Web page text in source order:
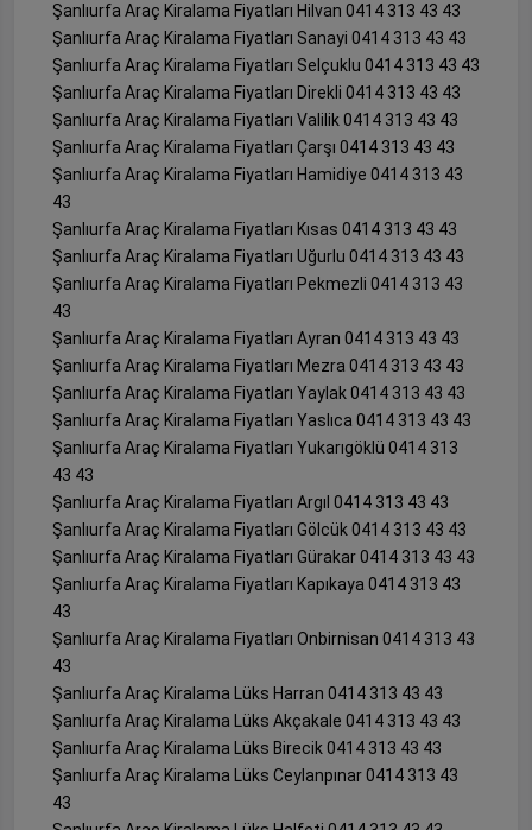
Şanlıurfa Araç Kiralama Fiyatları Hilvan 0414 313 43 43
Şanlıurfa Araç Kiralama Fiyatları Sanayi 0414 313 43 43
Şanlıurfa Araç Kiralama Fiyatları Selçuklu 0414 313 43 43
Şanlıurfa Araç Kiralama Fiyatları Direkli 0414 313 43 43
Şanlıurfa Araç Kiralama Fiyatları Valilik 0414 313 43 43
Şanlıurfa Araç Kiralama Fiyatları Çarşı 0414 313 43 43
Şanlıurfa Araç Kiralama Fiyatları Hamidiye 0414 313 43
43
Şanlıurfa Araç Kiralama Fiyatları Kısas 0414 313 43 43
Şanlıurfa Araç Kiralama Fiyatları Uğurlu 0414 313 43 43
Şanlıurfa Araç Kiralama Fiyatları Pekmezli 0414 313 43
43
Şanlıurfa Araç Kiralama Fiyatları Ayran 0414 313 43 43
Şanlıurfa Araç Kiralama Fiyatları Mezra 0414 313 43 43
Şanlıurfa Araç Kiralama Fiyatları Yaylak 0414 313 43 43
Şanlıurfa Araç Kiralama Fiyatları Yaslıca 0414 313 43 43
Şanlıurfa Araç Kiralama Fiyatları Yukarıgöklü 0414 313
43 43
Şanlıurfa Araç Kiralama Fiyatları Argıl 0414 313 43 43
Şanlıurfa Araç Kiralama Fiyatları Gölcük 0414 313 43 43
Şanlıurfa Araç Kiralama Fiyatları Gürakar 0414 313 43 43
Şanlıurfa Araç Kiralama Fiyatları Kapıkaya 0414 313 43
43
Şanlıurfa Araç Kiralama Fiyatları Onbirnisan 0414 313 43
43
Şanlıurfa Araç Kiralama Lüks Harran 0414 313 43 43
Şanlıurfa Araç Kiralama Lüks Akçakale 0414 313 43 43
Şanlıurfa Araç Kiralama Lüks Birecik 0414 313 43 43
Şanlıurfa Araç Kiralama Lüks Ceylanpınar 0414 313 43
43